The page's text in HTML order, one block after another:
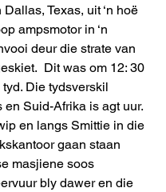
Texas, uit ‘n hoë
ampsmotor in ‘n
deur die strate van
Dit was om 12: 30
Die tydsverskil
en Suid-Afrika is agt uur.
en langs Smittie in die
gaan staan
masjiene soos
bly dawer en die